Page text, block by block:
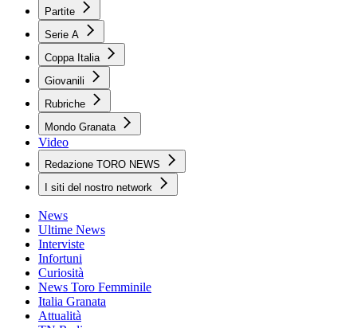
Partite
Serie A
Coppa Italia
Giovanili
Rubriche
Mondo Granata
Video
Redazione TORO NEWS
I siti del nostro network
News
Ultime News
Interviste
Infortuni
Curiosità
News Toro Femminile
Italia Granata
Attualità